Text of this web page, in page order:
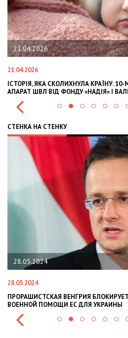
21.04.2026
21.04.2026
ІСТОРІЯ, ЯКА СКОЛИХНУЛА КРАЇНУ:
АПАРАТ ШВЛ ВІД ФОНДУ «НАДІЯ» І
СТЕНКА НА СТЕНКУ
28.05.2024
28.05.2024
ПРОРАШИСТСКАЯ ВЕНГРИЯ
ВОЕННОЙ ПОМОЩИ ЕС ДЛЯ УКРАИНЫ